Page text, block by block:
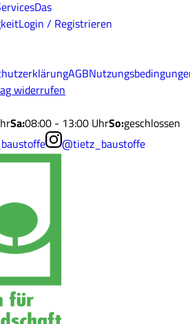
Das
Login / Registrieren
AGB
widerrufen
Sa:08:00 - 13:00 UhrSo:geschlossen
@tietz_baustoffe